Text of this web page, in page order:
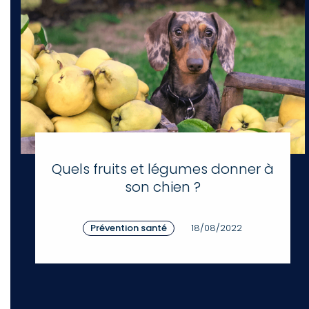
Quels fruits et légumes donner à
son chien ?
Prévention santé 18/08/2022